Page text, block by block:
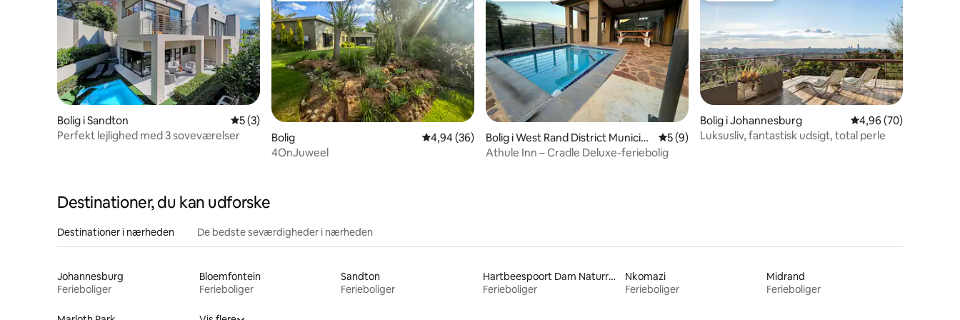
Bolig i Sandton 5 ud af 5 i gennemsnitlig bedømmelse, 3 omtaler
5 (3)
Perfekt lejlighed med 3 soveværelser
Bolig 4,94 ud af 5 i gennemsnitlig bedømmelse, 36 omtaler
4,94 (36)
4OnJuweel
Bolig i West Rand District Municipa
lity
5 ud af 5 i gennemsnitlig bedømmelse, 9 omtaler
5 (9)
Athule Inn – Cradle Deluxe-feriebolig
Bolig i Johannesburg 4,96 ud af 5 i
4,96 (70)
Luksusliv, fantastisk udsigt, total perle
Destinationer, du kan udforske
Destinationer i nærheden De bedste seværdigheder i nærheden
Johannesburg
Ferieboliger
Bloemfontein
Ferieboliger
Sandton
Ferieboliger
Hartbeespoort Dam Naturreservat
Ferieboliger
Nkomazi
Ferieboliger
Midrand
Ferieboliger